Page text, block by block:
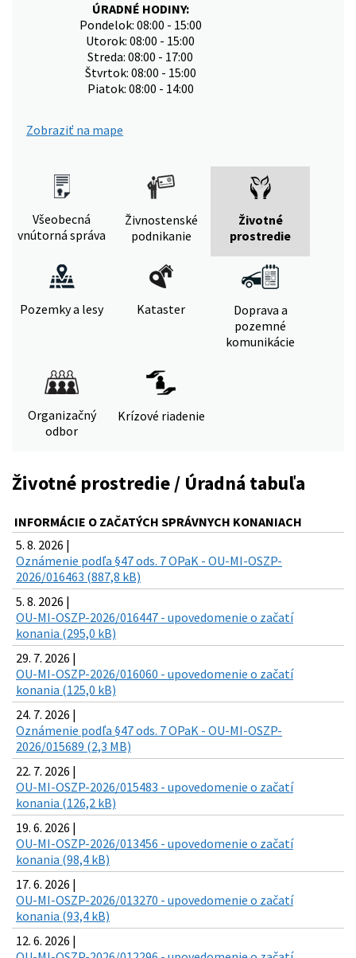
ÚRADNÉ HODINY:
Pondelok: 08:00 - 15:00
Utorok: 08:00 - 15:00
Streda: 08:00 - 17:00
Štvrtok: 08:00 - 15:00
Piatok: 08:00 - 14:00
Zobraziť na mape
Všeobecná
vnútorná správa
Živnostenské
podnikanie
Životné
prostredie
Pozemky a lesy Kataster
Doprava a
pozemné
komunikácie
Organizačný
odbor
Krízové riadenie
Životné prostredie / Úradná tabuľa
INFORMÁCIE O ZAČATÝCH SPRÁVNYCH KONANIACH
5. 8. 2026 |
Oznámenie podľa §47 ods. 7 OPaK - OU-MI-OSZP-
2026/016463 (887,8 kB)
5. 8. 2026 |
OU-MI-OSZP-2026/016447 - upovedomenie o začatí
konania (295,0 kB)
29. 7. 2026 |
OU-MI-OSZP-2026/016060 - upovedomenie o začatí
konania (125,0 kB)
24. 7. 2026 |
Oznámenie podľa §47 ods. 7 OPaK - OU-MI-OSZP-
2026/015689 (2,3 MB)
22. 7. 2026 |
OU-MI-OSZP-2026/015483 - upovedomenie o začatí
konania (126,2 kB)
19. 6. 2026 |
OU-MI-OSZP-2026/013456 - upovedomenie o začatí
konania (98,4 kB)
17. 6. 2026 |
OU-MI-OSZP-2026/013270 - upovedomenie o začatí
konania (93,4 kB)
12. 6. 2026 |